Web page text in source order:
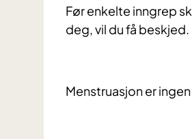
Før enkelte inngrep
deg, vil du få beskjed.
Menstruasjon er